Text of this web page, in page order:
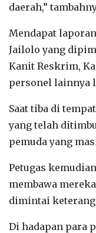
daerah,”
‎Mendapat
Jailolo yang
Kanit Reskrim,
personel lainnya
‎Saat tiba di
yang telah
pemuda yang
‎Petugas
membawa
dimintai
‎Di hadapan para